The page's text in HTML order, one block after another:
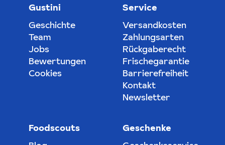
Gustini
Geschichte
Team
Jobs
Bewertungen
Cookies
Service
Versandkosten
Zahlungsarten
Rückgaberecht
Frischegarantie
Barrierefreiheit
Kontakt
Newsletter
Foodscouts
Geschenke